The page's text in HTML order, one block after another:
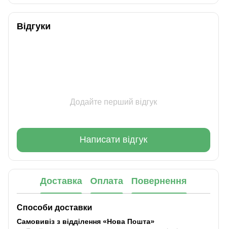
Відгуки
Додайте перший відгук
Написати відгук
Доставка Оплата Повернення
Способи доставки
Самовивіз з відділення «Нова Пошта»